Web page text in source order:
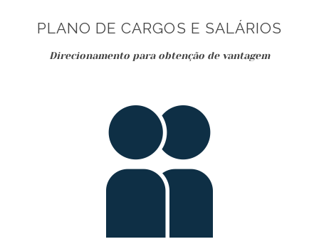
PLANO DE CARGOS E SALÁRIOS
Direcionamento para obtenção de vantagem